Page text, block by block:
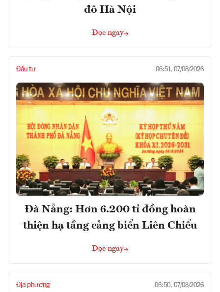
đô Hà Nội
Đọc ngay
Đầu tư 06:51, 07/08/2026
Đà Nẵng: Hơn 6.200 tỉ đồng hoàn
thiện hạ tầng cảng biển Liên Chiểu
Đọc ngay
Địa phương 06:50, 07/08/2026